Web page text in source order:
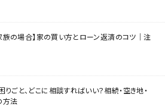
の場合】家の買い方とローン返済のコツ｜注
ごと、どこに相談すればいい？相続・空き地・
方法